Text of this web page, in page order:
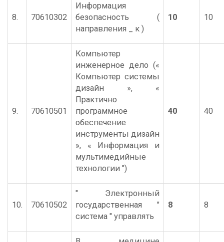
8. 70610302
Информация
безопасность (
направления _ к )
10 10
9. 70610501
Компьютер
инженерное дело («
Компьютер системы
дизайн », «
Практично
программное
обеспечение
инструменты дизайн
», « Информация и
мультимедийные
технологии ")
40 40
10. 70610502
" Электронный
государственная "
система " управлять
8 8